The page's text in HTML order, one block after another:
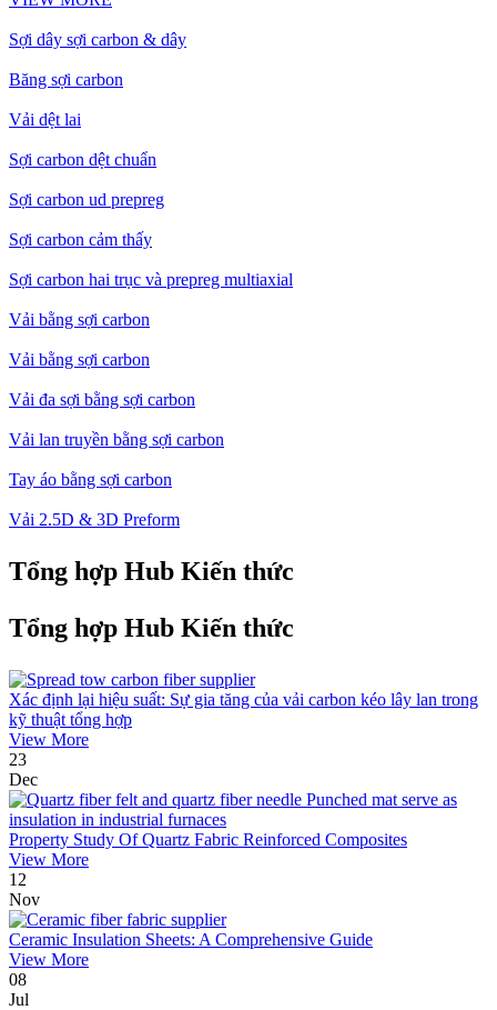
Sợi dây sợi carbon & dây
Băng sợi carbon
Vải dệt lai
Sợi carbon dệt chuẩn
Sợi carbon ud prepreg
Sợi carbon cảm thấy
Sợi carbon hai trục và prepreg multiaxial
Vải bằng sợi carbon
Vải bằng sợi carbon
Vải đa sợi bằng sợi carbon
Vải lan truyền bằng sợi carbon
Tay áo bằng sợi carbon
Vải 2.5D & 3D Preform
Tổng hợp Hub Kiến thức
Tổng hợp Hub Kiến thức
Xác định lại hiệu suất: Sự gia tăng của vải carbon kéo lây lan trong
kỹ thuật tổng hợp
View More
23
Dec
Property Study Of Quartz Fabric Reinforced Composites
View More
12
Nov
Ceramic Insulation Sheets: A Comprehensive Guide
View More
08
Jul